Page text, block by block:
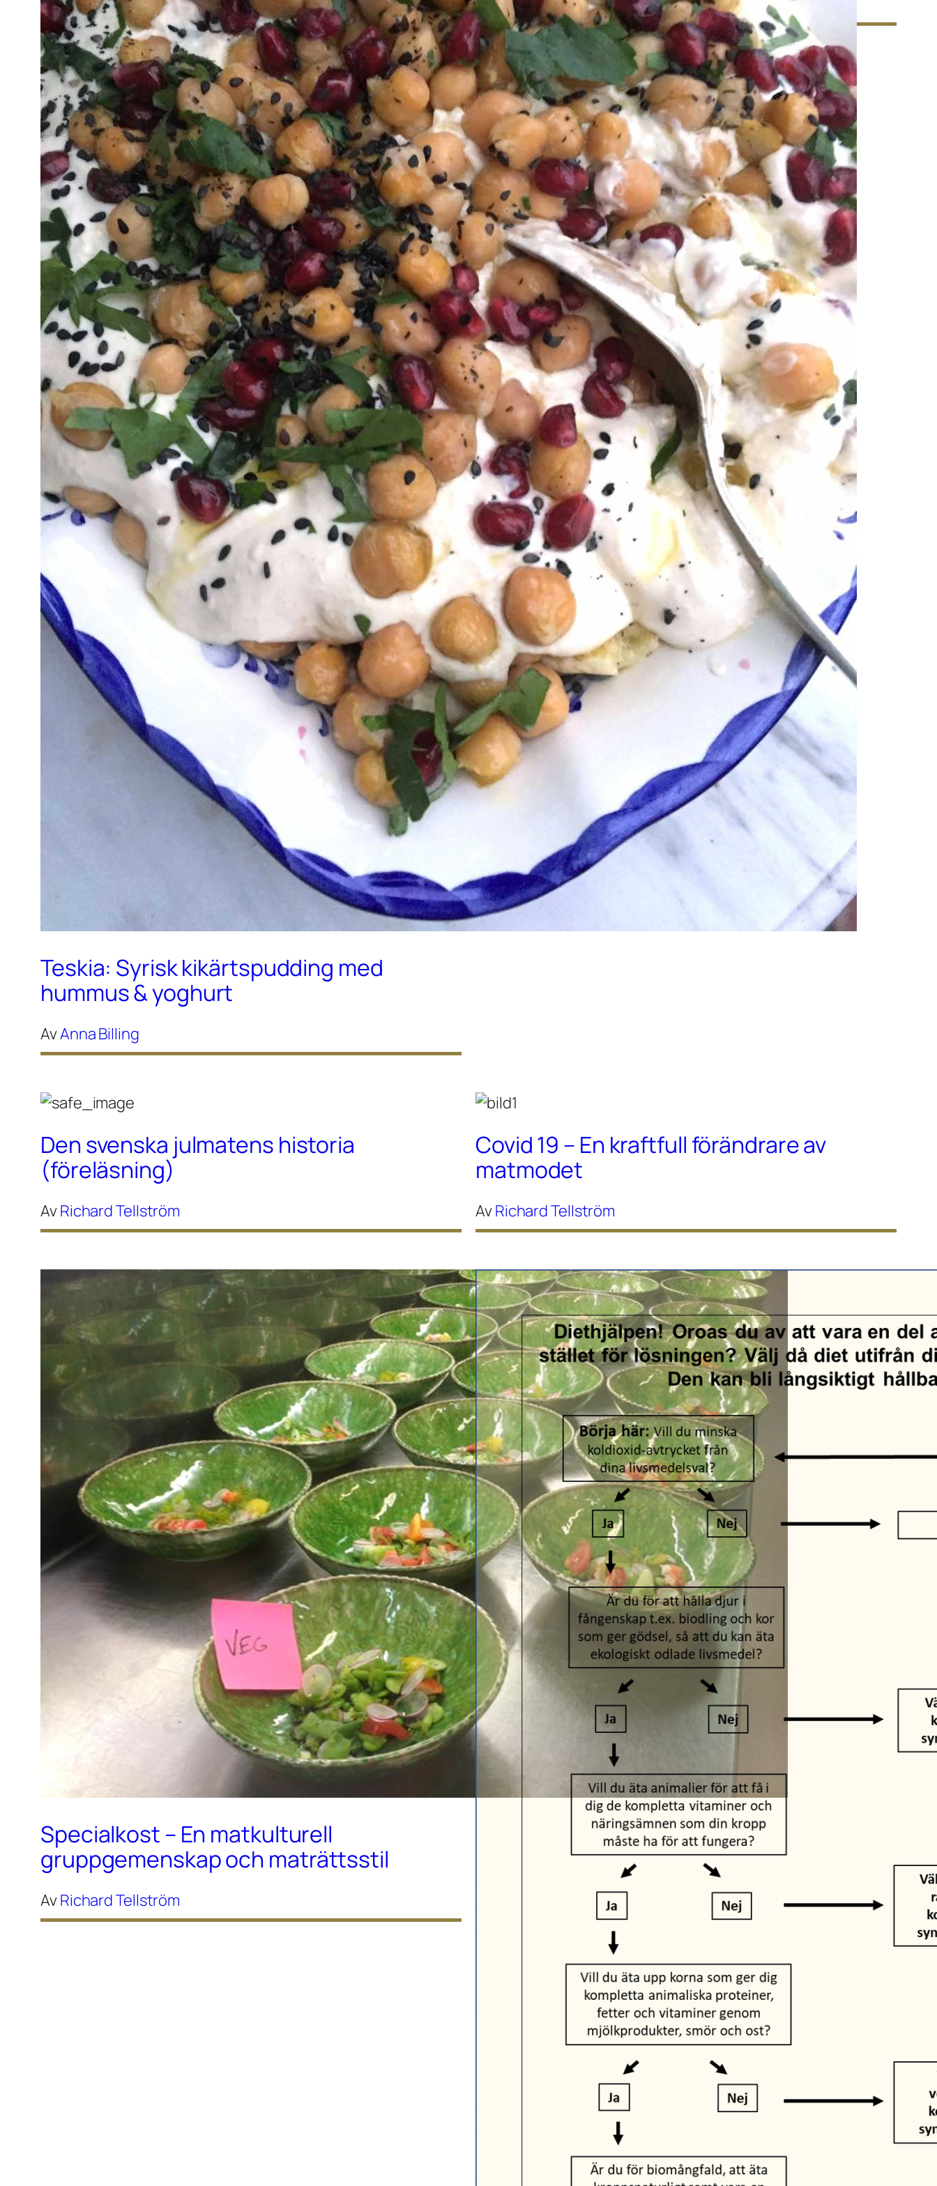
Teskia: Syrisk kikärtspudding med
hummus & yoghurt
AvAnna Billing
AvRichard Tellström
Den svenska julmatens historia
(föreläsning)
AvRichard Tellström
Covid 19 – En kraftfull förändrare av
matmodet
AvRichard Tellström
Specialkost – En matkulturell
gruppgemenskap och maträttsstil
AvRichard Tellström